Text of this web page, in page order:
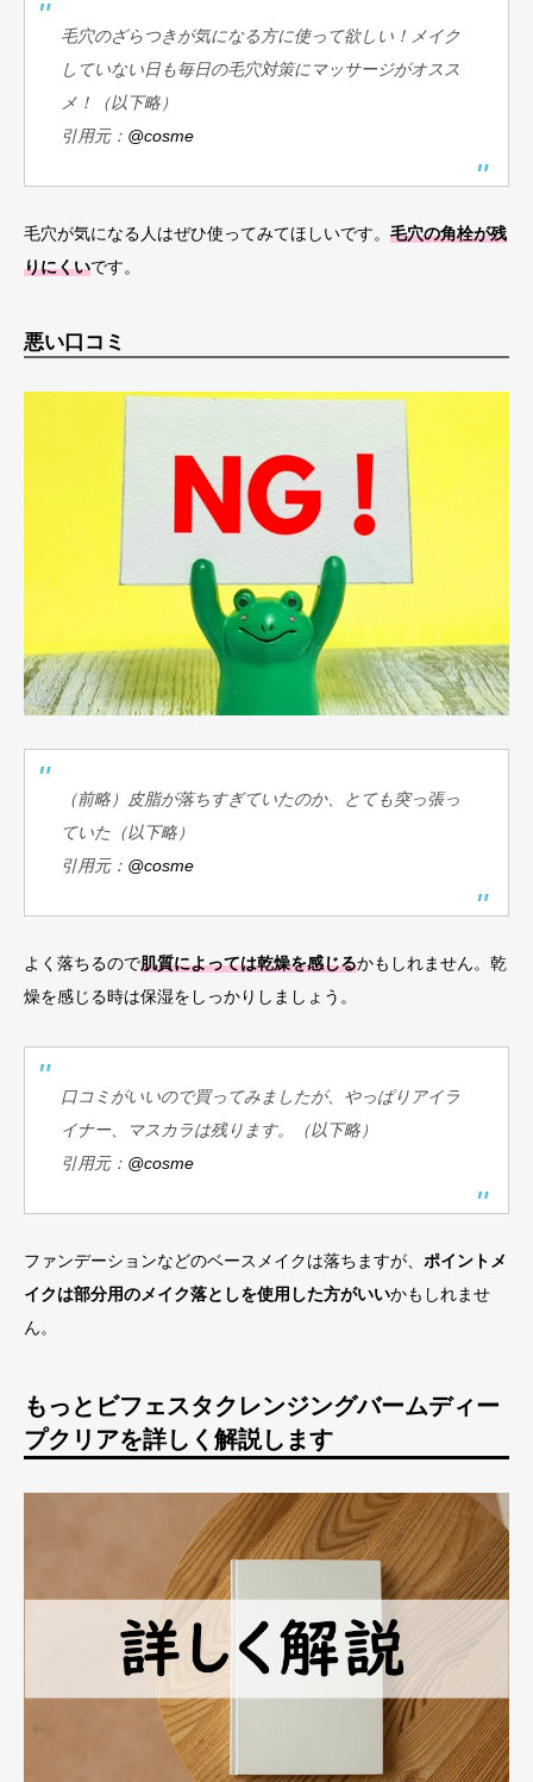
毛穴のざらつきが気になる方に使って欲しい！メイク
していない日も毎日の毛穴対策にマッサージがオスス
メ！（以下略）
引用元：​​​​ @cosme
毛穴が気になる人はぜひ使ってみてほしいです。 毛穴の角栓が残
りにくいです。
悪い口コミ
（前略）皮脂が落ちすぎていたのか、とても突っ張っ
ていた（以下略）
引用元：​​​​ @cosme
よく落ちるので肌質によっては乾燥を感じるかもしれません。乾
燥を感じる時は保湿をしっかりしましょう。
口コミがいいので買ってみましたが、やっぱりアイラ
イナー、マスカラは残ります。（以下略）
引用元： @cosme
ファンデーションなどのベースメイクは落ちますが、 ポイントメ
イクは部分用のメイク落としを使用した方がいいかもしれませ
ん。
もっとビフェスタクレンジングバームディー
プクリアを詳しく解説します